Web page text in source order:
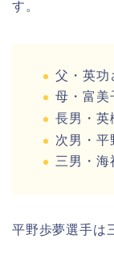
す。
父・英功
母・富美
長男・英
次男・平
三男・海
平野歩夢選手は